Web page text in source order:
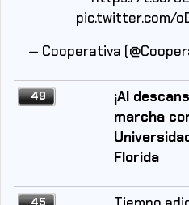
pic.twitter.com/
— Cooperativa
49
¡Al
marcha
Florida
45